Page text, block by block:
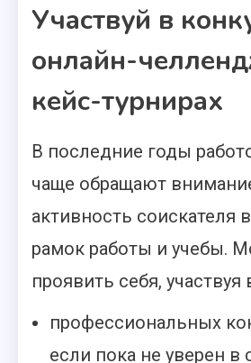
Участвуй в
онлайн-
кейс-турнирах
В последние годы
чаще обращают
активность соискателя
рамок работы и учебы.
проявить себя, участвуя
профессиональных
если пока не уверен в